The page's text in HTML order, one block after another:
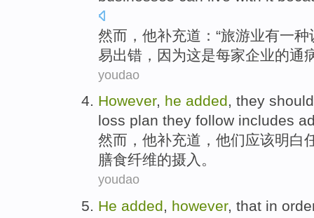
然而 ， 他补充道 ：“旅游业有一种
易出错， 因为这是每家企业的通
youdao
However, he added, they should
loss plan they follow includes
然而 ， 他补充道 ， 他们应该明白
膳食纤维的摄入。
youdao
He added, however, that in